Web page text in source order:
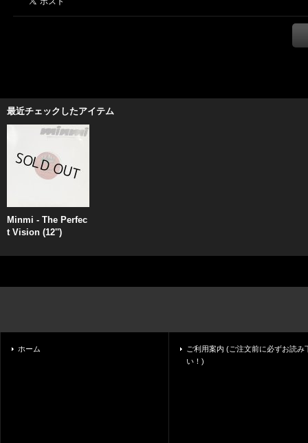
最近チェックしたアイテム
Minmi - The Perfec
t Vision (12'')
ホーム
ご利用案内 (ご注文前に必ずお読み
い！)